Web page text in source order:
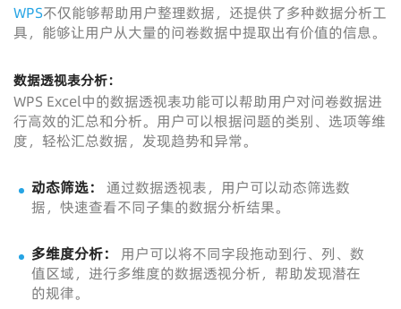
WPS不仅能够帮助用户整理数据，还提供了多种数据分析工
具，能够让用户从大量的问卷数据中提取出有价值的信息。
数据透视表分析：
WPS Excel中的数据透视表功能可以帮助用户对问卷数据进
行高效的汇总和分析。用户可以根据问题的类别、选项等维
度，轻松汇总数据，发现趋势和异常。
动态筛选：
通过数据透视表，用户可以动态筛选数
据，快速查看不同子集的数据分析结果。
多维度分析：
用户可以将不同字段拖动到行、列、数
值区域，进行多维度的数据透视分析，帮助发现潜在
的规律。